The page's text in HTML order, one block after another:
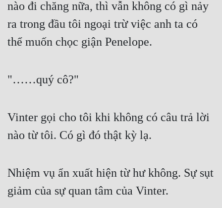
nào đi chăng nữa, thì vẫn không có gì nảy
ra trong đầu tôi ngoại trừ việc anh ta có
thể muốn chọc giận Penelope.
"……quý cô?"
Vinter gọi cho tôi khi không có câu trả lời
nào từ tôi. Có gì đó thật kỳ lạ.
Nhiệm vụ ẩn xuất hiện từ hư không. Sự sụt
giảm của sự quan tâm của Vinter.